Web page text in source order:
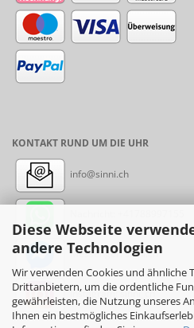
Diese Webseite
andere Technologien
Wir verwenden Cookies und ähnliche
Drittanbietern, um die ordentliche
gewährleisten, die Nutzung unseres
Ihnen ein bestmögliches
KONTAKT RUND UM DIE UHR
info@sinni.ch
Messenger: sinni.ch
Instagram: sinni_ch